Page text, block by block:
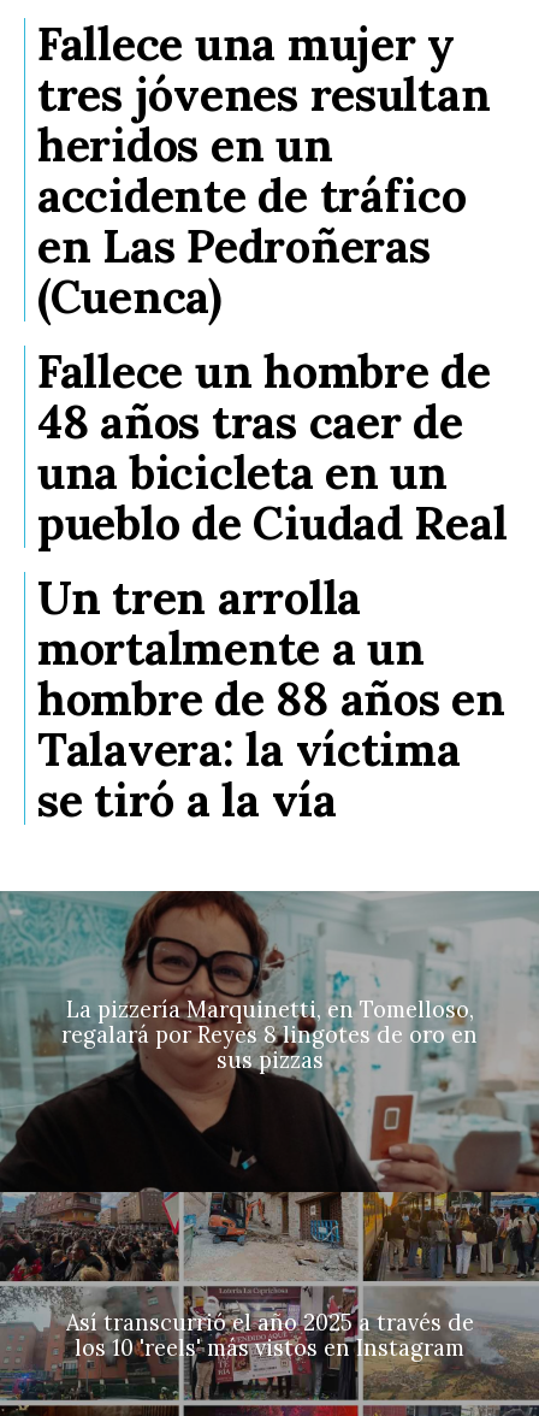
Fallece una mujer y
tres jóvenes resultan
heridos en un
accidente de tráfico
en Las Pedroñeras
(Cuenca)
Fallece un hombre de
48 años tras caer de
una bicicleta en un
pueblo de Ciudad Real
Un tren arrolla
mortalmente a un
hombre de 88 años en
Talavera: la víctima
se tiró a la vía
La pizzería Marquinetti, en Tomelloso,
regalará por Reyes 8 lingotes de oro en
sus pizzas
Así transcurrió el año 2025 a través de
los 10 'reels' más vistos en Instagram